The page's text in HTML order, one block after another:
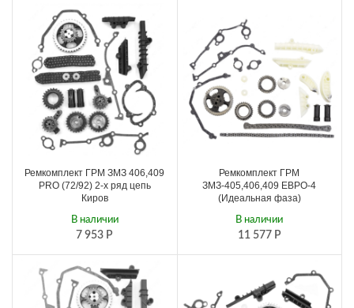
Ремкомплект ГРМ ЗМЗ 406,409
PRO (72/92) 2-х ряд цепь
Киров
7 953 Р
В наличии
Ремкомплект ГРМ
ЗМЗ-405,406,409 ЕВРО-4
(Идеальная фаза)
11 577 Р
В наличии